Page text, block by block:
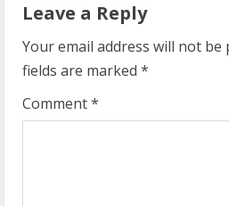
u
e
R
Leave a Reply
Your email address will not be
fields are marked *
Comment*